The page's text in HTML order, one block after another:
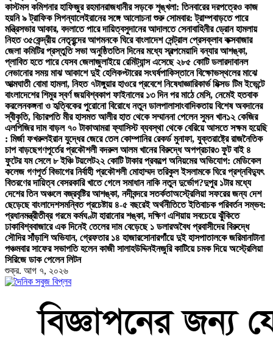
কাস্টমস কমিশনার হাফিজুর রহমানরাজধানীর সড়কে শৃঙ্খলা: তিনবারের দরপত্রেও কাজ
হয়নি ৯ ট্রাফিক সিগন্যালেইরানের সঙ্গে আলোচনা শুরু সোমবার: ট্রাম্পবাড়তে পারে
মন্ত্রিসভার আকার, বদলাতে পারে দায়িত্বসুদানের আদালতে সেনাবাহিনীর ড্রোন হামলায়
নিহত ৩৫কেন্দ্রীয় নেতৃবৃন্দের আগমনকে ঘিরে বাংলাদেশ সেন্ট্রাল প্রেসক্লাব কক্সবাজার
জেলা কমিটির প্রস্তুতি সভা অনুষ্ঠিততিন দিনের মধ্যে স্বল্পমেয়াদি বন্যার আশঙ্কা,
প্লাবিত হতে পারে যেসব জেলাজুলাইয়ে রেমিট্যান্স এসেছে ২৮৫ কোটি ডলারদাবানল
নেভানোর সময় মাঝ আকাশে দুই হেলিকপ্টারের সংঘর্ষপাকিস্তানে বিক্ষোভস্থলের মাঝে
আত্মঘাতী বোমা হামলা, নিহত ৭টাঙ্গুয়ার হাওরে প্রবেশে নিষেধাজ্ঞারিকার্ভ মিক্সড টিম ইভেন্টে
বাংলাদেশের শিমুর স্বর্ণ জয়বিশ্বকাপ ফাইনালের ১৩ দিন পর মাঠে মেসি, নেমেই হতবাক
করলেনকঙ্গনা ও হৃত্বিকের পুরোনো বিরোধে নতুন ডালপালাসাংবাদিকতায় বিশেষ অবদানের
স্বীকৃতি, বিচারপতি মীর হাসমত আলীর হাত থেকে সম্মাননা পেলেন সুমন খান১২ কেজির
এলপিজির দাম বাড়ল ৭০ টাকাআমরা ফ্যাসিস্ট ব্যবস্থা থেকে বেরিয়ে আসতে সক্ষম হয়েছি
: মির্জা ফখরুলইরান যুদ্ধের জেরে তেল কোম্পানির রেকর্ড মুনাফা, যুক্তরাষ্ট্রে রাজনৈতিক
চাপ বাড়ছেগণপূর্তের প্রকৌশলী বদরুল আলম খানের বিরুদ্ধে অপপ্রচার৩ ফুট বাই ৪
ফুটের যম সেলে ৮ ইঞ্চি টয়লেট২২ কোটি টাকার প্রকল্পে অনিয়মের অভিযোগ: মেডিকেল
কলেজ গণপূর্ত বিভাগের নির্বাহী প্রকৌশলী মোহাম্মদ তরিকুল ইসলামকে ঘিরে প্রশ্নবিদ্যুৎ
বিতরণের দায়িত্ব বেসরকারি খাতে গেলে সমাধান নাকি নতুন দুর্ভোগ?দুপুর ১টার মধ্যে
দেশের তিন অঞ্চলে বজ্রবৃষ্টির আশঙ্কা, নদীবন্দরে সতর্কতাঅস্ট্রেলিয়া সফরের জন্য দেশ
ছেড়েছে বাংলাদেশসমন্বিত প্রচেষ্টায় ৪-৫ বছরেই অর্থনীতিতে ইতিবাচক পরিবর্তন সম্ভব:
প্রধানমন্ত্রীতীব্র গরমে কর্মঘণ্টা হারানোর শঙ্কা, দক্ষিণ এশিয়ায় সবচেয়ে ঝুঁকিতে
ঢাকাবিশ্ববাজারে এক দিনেই তেলের দাম বেড়েছে ১ ডলারঅবৈধ প্রবাসীদের বিরুদ্ধে
সৌদির সাঁড়াশি অভিযান, গ্রেফতার ১৪ হাজারসোনারগাঁয়ে দুই হাসপাতালকে জরিমানাটানা
পঞ্চমবার সাফের সভাপতি হলেন কাজী সালাহউদ্দিনইনজুরি কাটিয়ে চমক দিয়ে অস্ট্রেলিয়া
সিরিজে ডাক পেলেন লিটন
শুক্র. আগ ৭, ২০২৬
বাংলা নিউজ পেপার